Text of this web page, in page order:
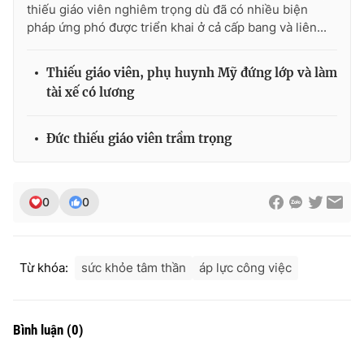
thiếu giáo viên nghiêm trọng dù đã có nhiều biện
pháp ứng phó được triển khai ở cả cấp bang và liên...
Thiếu giáo viên, phụ huynh Mỹ đứng lớp và làm
tài xế có lương
Đức thiếu giáo viên trầm trọng
0 0
Từ khóa: sức khỏe tâm thần áp lực công việc
Bình luận (0)